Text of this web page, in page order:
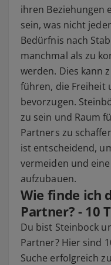
ihren Beziehungen
sein, was nicht
Bedürfnis nach
manchmal als zu
werden. Dies kann
führen, die Freiheit
bevorzugen.
zu sein und Raum
Partners zu
ist entscheidend,
vermeiden und
aufzubauen.
Wie finde ich
Partner? - 10
Du bist Steinbock
Partner? Hier sind
Suche erfolgreich